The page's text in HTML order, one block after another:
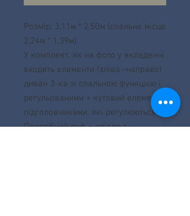
Розмір: 3,11м * 2,50м (спальне місце
2,24м * 1,39м)
У комплект, як на фото у вкладенні
входять елементи (зліва -направо)
диван 3-ка зі спальною функцією і
регульованими + кутовий елемент з
підголовниками, які регулюються +
Пристібний пуф + крісло з